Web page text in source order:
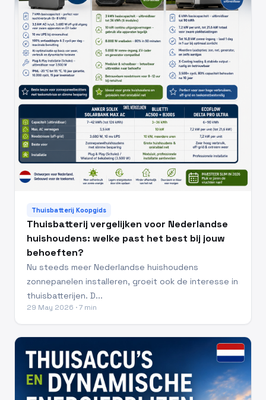
Thuisbatterij Koopgids
Thuisbatterij vergelijken voor Nederlandse
huishoudens: welke past het best bij jouw
behoeften?
Nu steeds meer Nederlandse huishoudens
zonnepanelen installeren, groeit ook de interesse in
thuisbatterijen. D...
29 May 2026 · 7 min